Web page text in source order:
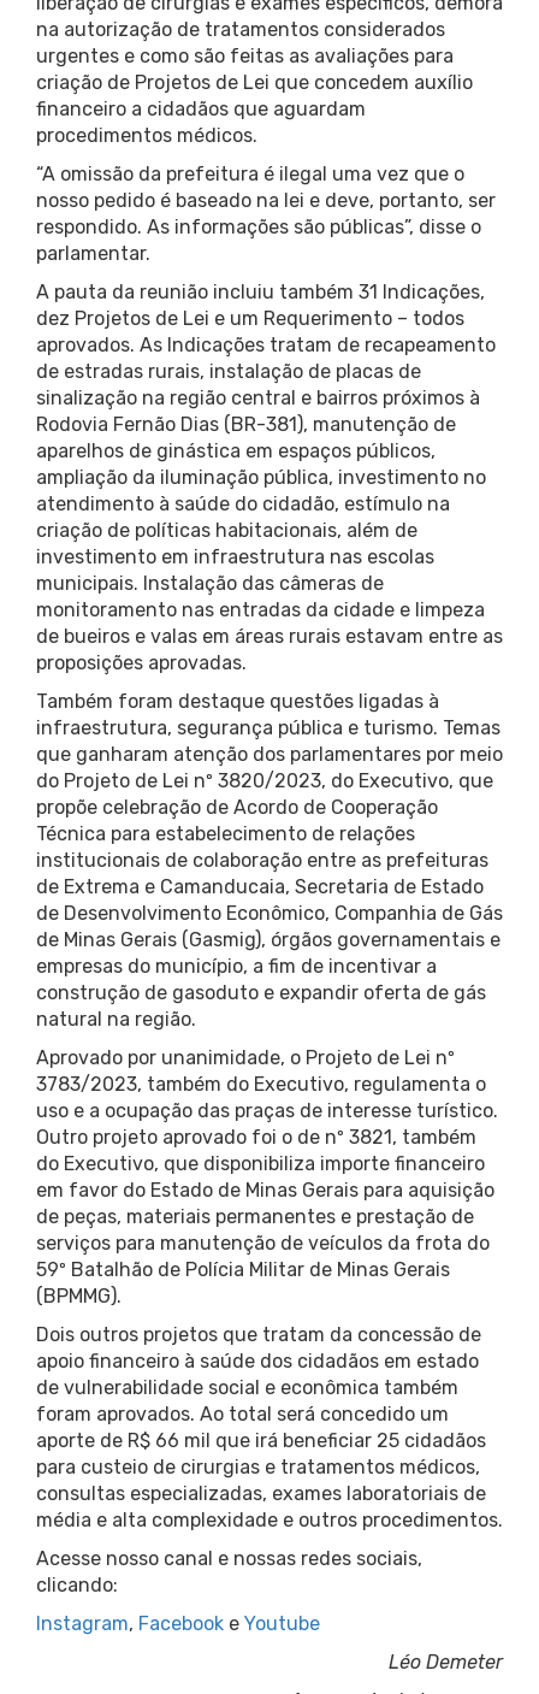
na autorização de tratamentos considerados
urgentes e como são feitas as avaliações para
criação de Projetos de Lei que concedem auxílio
financeiro a cidadãos que aguardam
procedimentos médicos.
“A omissão da prefeitura é ilegal uma vez que o
nosso pedido é baseado na lei e deve, portanto, ser
respondido. As informações são públicas”, disse o
parlamentar.
A pauta da reunião incluiu também 31 Indicações,
dez Projetos de Lei e um Requerimento – todos
aprovados. As Indicações tratam de recapeamento
de estradas rurais, instalação de placas de
sinalização na região central e bairros próximos à
Rodovia Fernão Dias (BR-381), manutenção de
aparelhos de ginástica em espaços públicos,
ampliação da iluminação pública, investimento no
atendimento à saúde do cidadão, estímulo na
criação de políticas habitacionais, além de
investimento em infraestrutura nas escolas
municipais. Instalação das câmeras de
monitoramento nas entradas da cidade e limpeza
de bueiros e valas em áreas rurais estavam entre as
proposições aprovadas.
Também foram destaque questões ligadas à
infraestrutura, segurança pública e turismo. Temas
que ganharam atenção dos parlamentares por meio
do Projeto de Lei nº 3820/2023, do Executivo, que
propõe celebração de Acordo de Cooperação
Técnica para estabelecimento de relações
institucionais de colaboração entre as prefeituras
de Extrema e Camanducaia, Secretaria de Estado
de Desenvolvimento Econômico, Companhia de Gás
de Minas Gerais (Gasmig), órgãos governamentais e
empresas do município, a fim de incentivar a
construção de gasoduto e expandir oferta de gás
natural na região.
Aprovado por unanimidade, o Projeto de Lei nº
3783/2023, também do Executivo, regulamenta o
uso e a ocupação das praças de interesse turístico.
Outro projeto aprovado foi o de nº 3821, também
do Executivo, que disponibiliza importe financeiro
em favor do Estado de Minas Gerais para aquisição
de peças, materiais permanentes e prestação de
serviços para manutenção de veículos da frota do
59º Batalhão de Polícia Militar de Minas Gerais
(BPMMG).
Dois outros projetos que tratam da concessão de
apoio financeiro à saúde dos cidadãos em estado
de vulnerabilidade social e econômica também
foram aprovados. Ao total será concedido um
aporte de R$ 66 mil que irá beneficiar 25 cidadãos
para custeio de cirurgias e tratamentos médicos,
consultas especializadas, exames laboratoriais de
média e alta complexidade e outros procedimentos.
Acesse nosso canal e nossas redes sociais,
clicando:
Instagram, Facebook e Youtube
Léo Demeter